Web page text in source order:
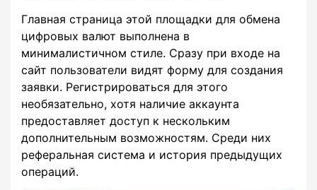
Главная страница этой площадки для обмена
цифровых валют выполнена в
минималистичном стиле. Сразу при входе на
сайт пользователи видят форму для создания
заявки. Регистрироваться для этого
необязательно, хотя наличие аккаунта
предоставляет доступ к нескольким
дополнительным возможностям. Среди них
реферальная система и история предыдущих
операций.